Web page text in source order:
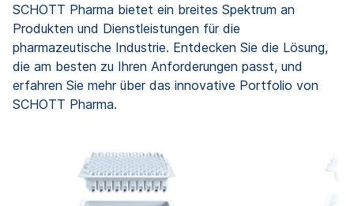
SCHOTT Pharma bietet ein breites Spektrum an
Produkten und Dienstleistungen für die
pharmazeutische Industrie. Entdecken Sie die Lösung,
die am besten zu Ihren Anforderungen passt, und
erfahren Sie mehr über das innovative Portfolio von
SCHOTT Pharma.